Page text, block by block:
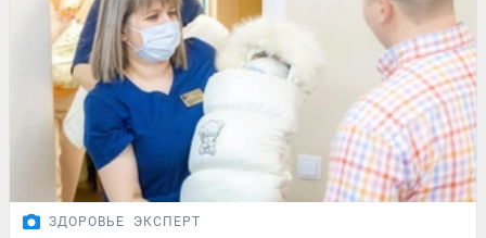
ЗДОРОВЬЕ ЭКСПЕРТ